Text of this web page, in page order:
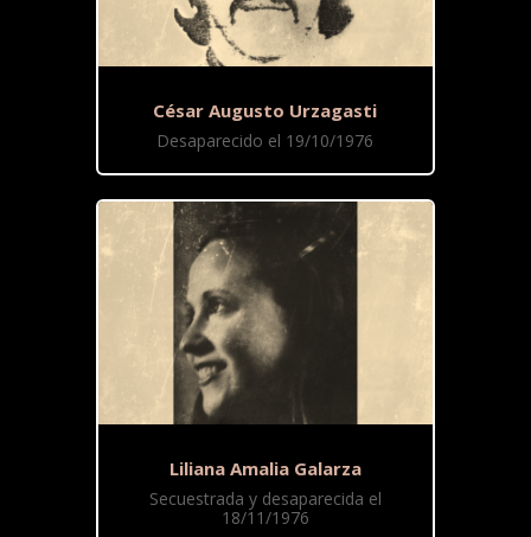
César Augusto Urzagasti
Desaparecido el 19/10/1976
Liliana Amalia Galarza
Secuestrada y desaparecida el
18/11/1976